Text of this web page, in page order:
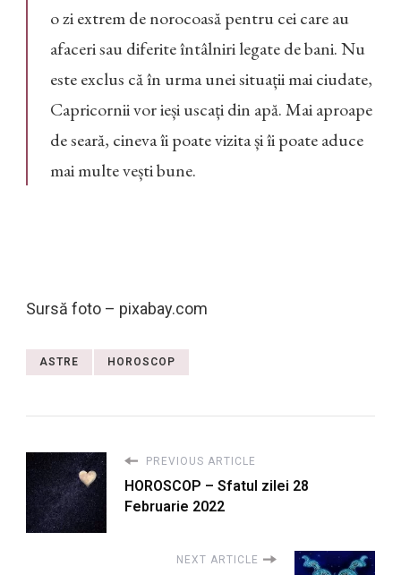
o zi extrem de norocoasă pentru cei care au
afaceri sau diferite întâlniri legate de bani. Nu
este exclus că în urma unei situații mai ciudate,
Capricornii vor ieși uscați din apă. Mai aproape
de seară, cineva îi poate vizita și îi poate aduce
mai multe vești bune.
Sursă foto – pixabay.com
ASTRE HOROSCOP
PREVIOUS ARTICLE
HOROSCOP – Sfatul zilei 28
Februarie 2022
NEXT ARTICLE